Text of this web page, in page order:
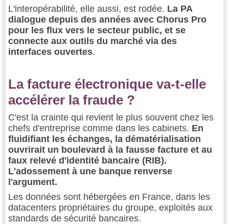
L'interopérabilité, elle aussi, est rodée. La PA
dialogue depuis des années avec Chorus Pro
pour les flux vers le secteur public, et se
connecte aux outils du marché via des
interfaces ouvertes.
La facture électronique va-t-elle
accélérer la fraude ?
C'est la crainte qui revient le plus souvent chez les
chefs d'entreprise comme dans les cabinets. En
fluidifiant les échanges, la dématérialisation
ouvrirait un boulevard à la fausse facture et au
faux relevé d'identité bancaire (RIB).
L'adossement à une banque renverse
l'argument.
Les données sont hébergées en France, dans les
datacenters propriétaires du groupe, exploités aux
standards de sécurité bancaires.